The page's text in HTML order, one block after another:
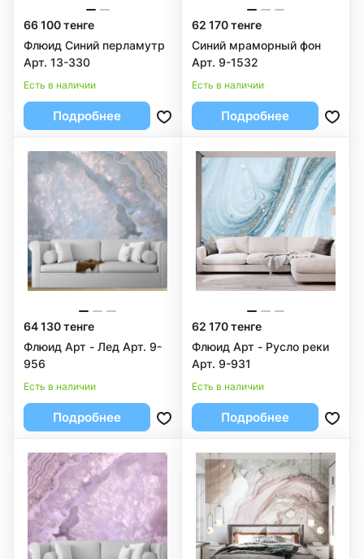
66 100 тенге
Флюид Синий перламутр
Арт. 13-330
Есть в наличии
Подробнее
62 170 тенге
Синий мраморный фон
Арт. 9-1532
Есть в наличии
Подробнее
64 130 тенге
Флюид Арт - Лед Арт. 9-
956
Есть в наличии
Подробнее
62 170 тенге
Флюид Арт - Русло реки
Арт. 9-931
Есть в наличии
Подробнее